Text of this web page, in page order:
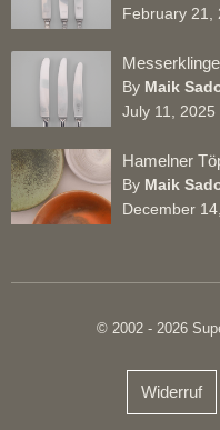
February 21,
By Maik
July 11, 2025
Hamelner
By Maik
December
© 2002 - 2026
Widerruf